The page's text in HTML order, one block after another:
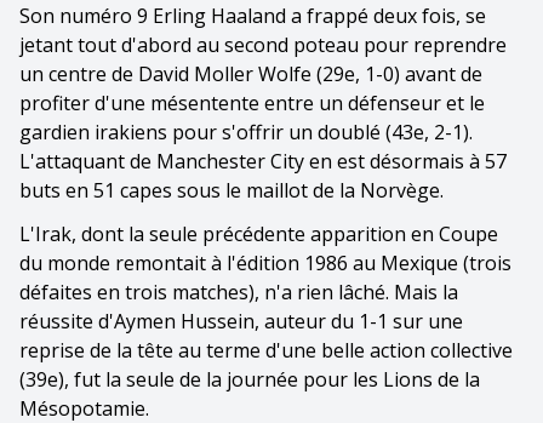
Son numéro 9 Erling Haaland a frappé deux fois, se
jetant tout d'abord au second poteau pour reprendre
un centre de David Moller Wolfe (29e, 1-0) avant de
profiter d'une mésentente entre un défenseur et le
gardien irakiens pour s'offrir un doublé (43e, 2-1).
L'attaquant de Manchester City en est désormais à 57
buts en 51 capes sous le maillot de la Norvège.
L'Irak, dont la seule précédente apparition en Coupe
du monde remontait à l'édition 1986 au Mexique (trois
défaites en trois matches), n'a rien lâché. Mais la
réussite d'Aymen Hussein, auteur du 1-1 sur une
reprise de la tête au terme d'une belle action collective
(39e), fut la seule de la journée pour les Lions de la
Mésopotamie.